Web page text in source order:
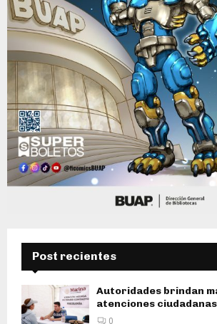
Post recientes
Autoridades brindan
atenciones
0